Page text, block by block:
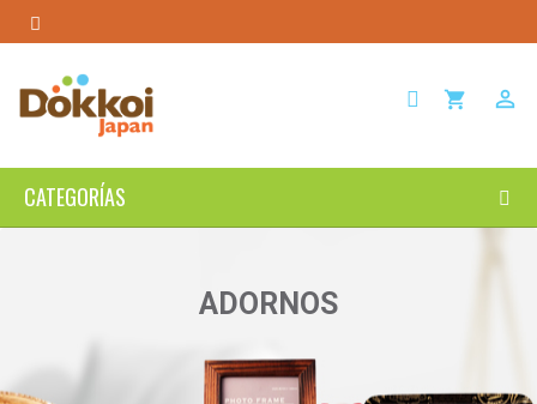

shopping_cart
CATEGORÍAS
ADORNOS